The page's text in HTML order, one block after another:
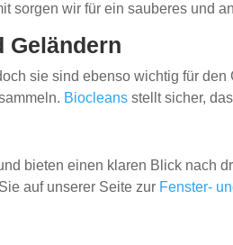
sorgen wir für ein sauberes und
Geländern
sie sind ebenso wichtig für
Biocleans stellt sicher,
bieten einen klaren Blick nach
auf unserer Seite zur Fenster-